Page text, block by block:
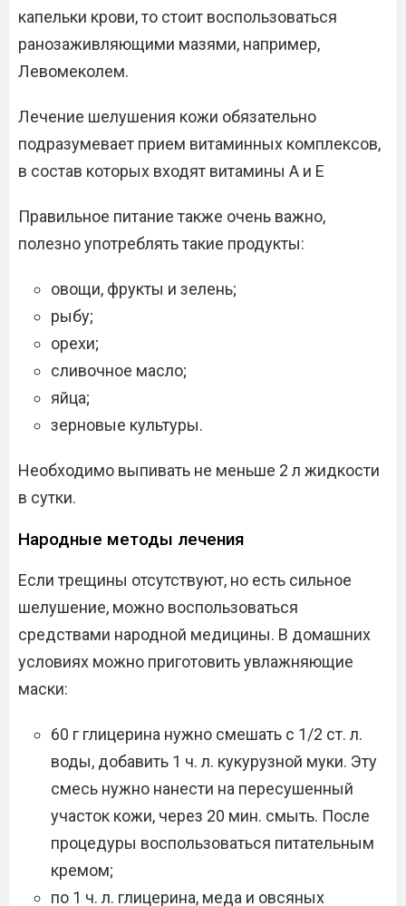
капельки крови, то стоит воспользоваться
ранозаживляющими мазями, например,
Левомеколем.
Лечение шелушения кожи обязательно
подразумевает прием витаминных комплексов,
в состав которых входят витамины А и Е
Правильное питание также очень важно,
полезно употреблять такие продукты:
овощи, фрукты и зелень;
рыбу;
орехи;
сливочное масло;
яйца;
зерновые культуры.
Необходимо выпивать не меньше 2 л жидкости
в сутки.
Народные методы лечения
Если трещины отсутствуют, но есть сильное
шелушение, можно воспользоваться
средствами народной медицины. В домашних
условиях можно приготовить увлажняющие
маски:
60 г глицерина нужно смешать с 1/2 ст. л.
воды, добавить 1 ч. л. кукурузной муки. Эту
смесь нужно нанести на пересушенный
участок кожи, через 20 мин. смыть. После
процедуры воспользоваться питательным
кремом;
по 1 ч. л. глицерина, меда и овсяных